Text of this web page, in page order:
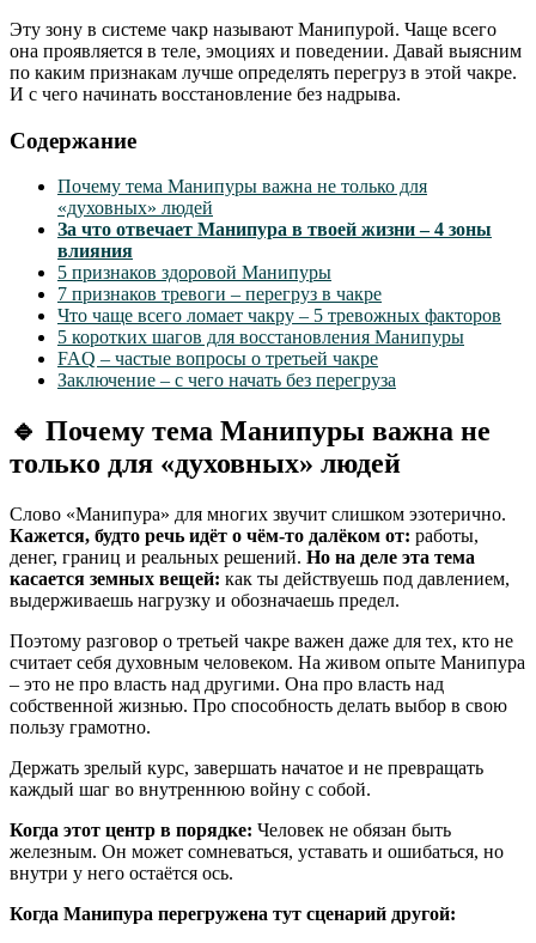
Эту зону в системе чакр называют Манипурой. Чаще всего
она проявляется в теле, эмоциях и поведении. Давай выясним
по каким признакам лучше определять перегруз в этой чакре.
И с чего начинать восстановление без надрыва.
Содержание
Почему тема Манипуры важна не только для
«духовных» людей
За что отвечает Манипура в твоей жизни – 4 зоны
влияния
5 признаков здоровой Манипуры
7 признаков тревоги – перегруз в чакре
Что чаще всего ломает чакру – 5 тревожных факторов
5 коротких шагов для восстановления Манипуры
FAQ – частые вопросы о третьей чакре
Заключение – с чего начать без перегруза
🔹 Почему тема Манипуры важна не
только для «духовных» людей
Слово «Манипура» для многих звучит слишком эзотерично.
Кажется, будто речь идёт о чём-то далёком от: работы,
денег, границ и реальных решений. Но на деле эта тема
касается земных вещей: как ты действуешь под давлением,
выдерживаешь нагрузку и обозначаешь предел.
Поэтому разговор о третьей чакре важен даже для тех, кто не
считает себя духовным человеком. На живом опыте Манипура
– это не про власть над другими. Она про власть над
собственной жизнью. Про способность делать выбор в свою
пользу грамотно.
Держать зрелый курс, завершать начатое и не превращать
каждый шаг во внутреннюю войну с собой.
Когда этот центр в порядке: Человек не обязан быть
железным. Он может сомневаться, уставать и ошибаться, но
внутри у него остаётся ось.
Когда Манипура перегружена тут сценарий другой: